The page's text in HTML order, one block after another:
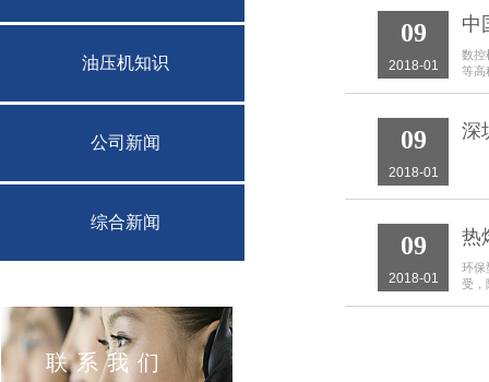
09
2018-01
中
数控
等高
09
2018-01
深
09
2018-01
热
环保
受，
油压机知识
公司新闻
综合新闻
联系我们